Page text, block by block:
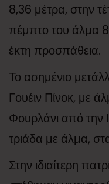
8,36 μέτρα, στην
πέμπτο του άλμα
έκτη προσπάθεια.
Το ασημένιο
Γουέιν Πίνοκ, με
Φουρλάνι από την
τριάδα με άλμα,
Στην ιδιαίτερη